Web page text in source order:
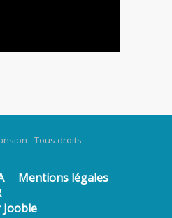
- Tous droits
Mentions légales